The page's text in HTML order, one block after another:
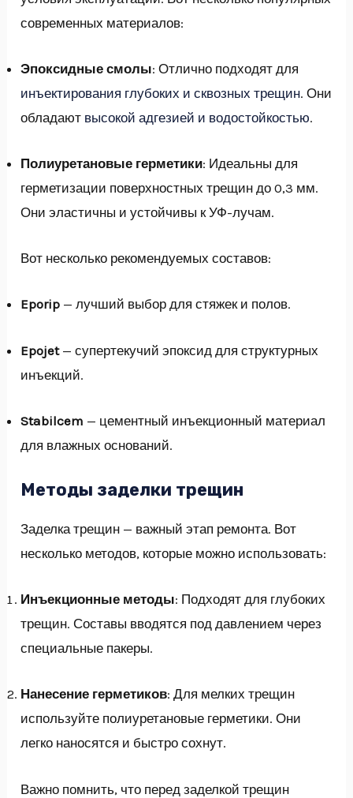
современных материалов:
Эпоксидные смолы: Отлично подходят для
инъектирования глубоких и сквозных трещин. Они
обладают высокой адгезией и водостойкостью.
Полиуретановые герметики: Идеальны для
герметизации поверхностных трещин до 0,3 мм.
Они эластичны и устойчивы к УФ-лучам.
Вот несколько рекомендуемых составов:
Eporip — лучший выбор для стяжек и полов.
Epojet— супертекучий эпоксид для структурных
инъекций.
Stabilcem — цементный инъекционный материал
для влажных оснований.
Методы заделки трещин
Заделка трещин — важный этап ремонта. Вот
несколько методов, которые можно использовать:
Инъекционные методы: Подходят для глубоких
трещин. Составы вводятся под давлением через
специальные пакеры.
Нанесение герметиков: Для мелких трещин
используйте полиуретановые герметики. Они
легко наносятся и быстро сохнут.
Важно помнить, что перед заделкой трещин